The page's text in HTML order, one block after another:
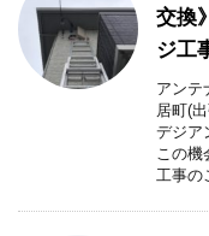
交換
ジ工
アンテ
居町(
デジア
この機
工事の